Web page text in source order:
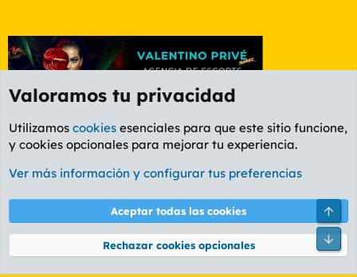
Foro Ocio y Cultura
Cookies
PL OLDSTYLE AMARILLO
Términos y reglas Política de privacidad Ayuda
Community platform by XenForo® © 2010-2026 XenForo Ltd.
Valoramos tu privacidad
Utilizamos cookies esenciales para que este sitio funcione,
y cookies opcionales para mejorar tu experiencia.
Ver más información y configurar tus preferencias
Aceptar todas las cookies
Rechazar cookies opcionales
Pie